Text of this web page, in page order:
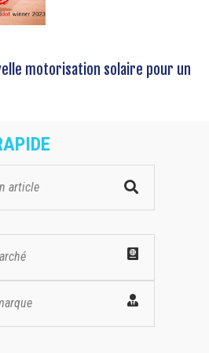
motorisation solaire pour un